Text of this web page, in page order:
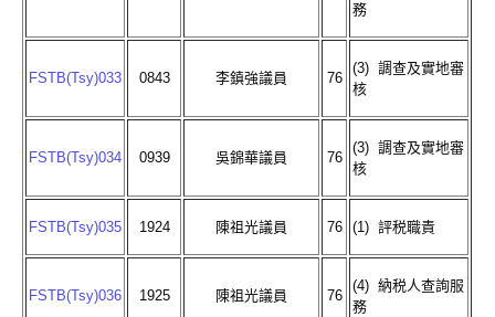
務
FSTB(Tsy)033 0843 李鎮強議員 76
(3) 調查及實地審
核
FSTB(Tsy)034 0939 吳錦華議員 76
(3) 調查及實地審
核
FSTB(Tsy)035 1924 陳祖光議員 76 (1) 評税職責
FSTB(Tsy)036 1925 陳祖光議員 76
(4) 納税人查詢服
務